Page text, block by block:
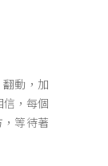
動，加
信，每個
等待著